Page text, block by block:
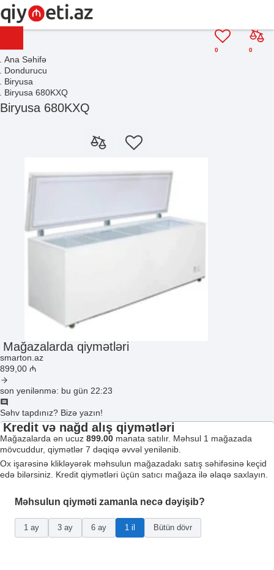
0
0
Ana Səhifə
Dondurucu
Biryusa
Biryusa 680KXQ
Biryusa 680KXQ
Mağazalarda qiymətləri
smarton.az
899 ,00 ₼
son yenilənmə: bu gün 22:23
Səhv tapdınız? Bizə yazın!
Kredit və nağd alış qiymətləri
Mağazalarda ən ucuz 899.00 manata satılır. Məhsul 1 mağazada
mövcuddur, qiymətlər 7 dəqiqə əvvəl yenilənib.
Ox işarəsinə klikləyərək məhsulun mağazadakı satış səhifəsinə keçid
edə bilərsiniz. Kredit qiymətləri üçün satıcı mağaza ilə əlaqə saxlayın.
Məhsulun qiyməti zamanla necə dəyişib?
1 ay 3 ay 6 ay 1 il Bütün dövr